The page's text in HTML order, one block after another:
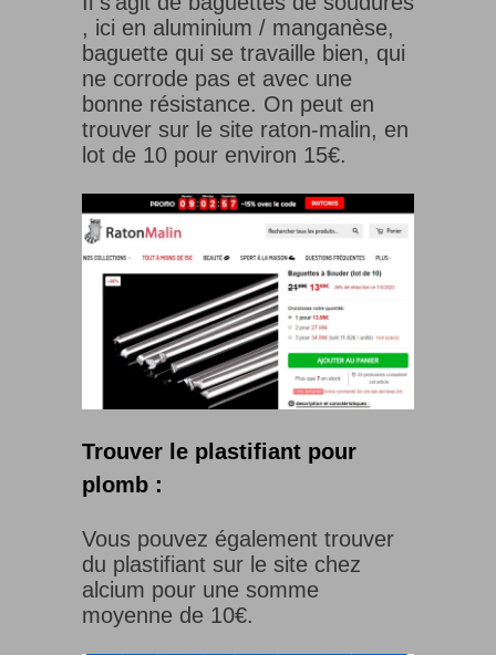
, ici en aluminium / manganèse,
baguette qui se travaille bien, qui
ne corrode pas et avec une
bonne résistance. On peut en
trouver sur le site raton-malin, en
lot de 10 pour environ 15€.
Trouver le plastifiant pour
plomb :
Vous pouvez également trouver
du plastifiant sur le site chez
alcium pour une somme
moyenne de 10€.